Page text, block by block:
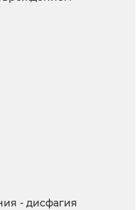
- дисфагия